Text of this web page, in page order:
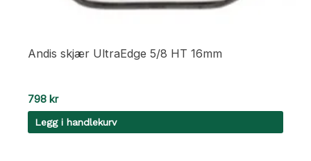
Andis skjær UltraEdge 5/8 HT 16mm
798 kr
Legg i handlekurv